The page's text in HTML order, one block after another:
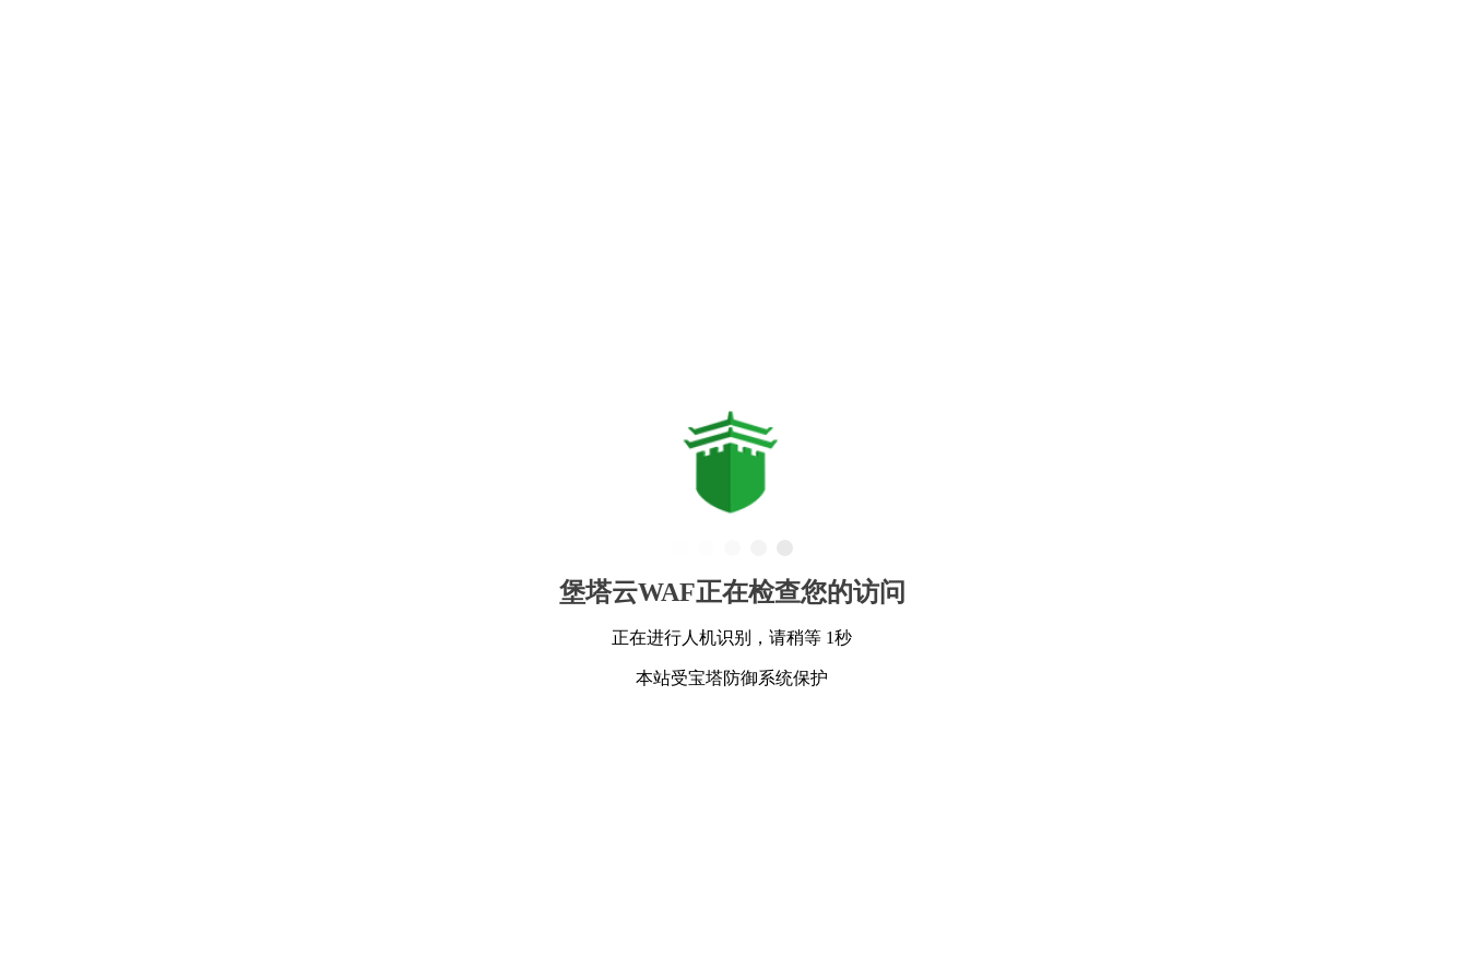
堡塔云WAF正在检查您的访问
正在进行人机识别，请稍等 1秒
本站受宝塔防御系统保护